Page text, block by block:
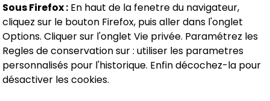
Sous Firefox :En haut de la fenetre du navigateur,
cliquez sur le bouton Firefox, puis aller dans l'onglet
Options. Cliquer sur l'onglet Vie privée. Paramétrez les
Regles de conservation sur : utiliser les parametres
personnalisés pour l'historique. Enfin décochez-la pour
désactiver les cookies.